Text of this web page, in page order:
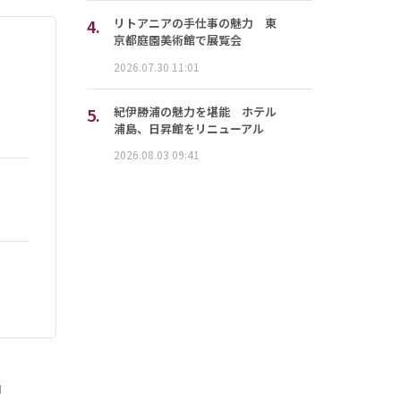
4.
リトアニアの手仕事の魅力 東
京都庭園美術館で展覧会
2026.07.30 11:01
5.
紀伊勝浦の魅力を堪能 ホテル
浦島、日昇館をリニューアル
2026.08.03 09:41